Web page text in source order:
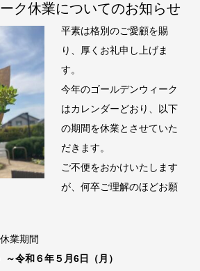
ク休業についてのお知らせ
平素は格別のご愛顧を賜
り、厚くお礼申し上げま
す。
今年のゴールデンウィーク
はカレンダーどおり、以下
の期間を休業とさせていた
だきます。
ご不便をおかけいたします
が、何卒ご理解のほどお願
業期間
令和６年５月6日（月）